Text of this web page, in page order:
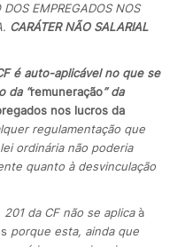
DOS EMPREGADOS NOS
CARÁTER NÃO SALARIAL
é auto-aplicável no que se
da “remuneração” da
nos lucros da
regulamentação que
ordinária não poderia
quanto à desvinculação
da CF não se aplicaà
porque esta, ainda que